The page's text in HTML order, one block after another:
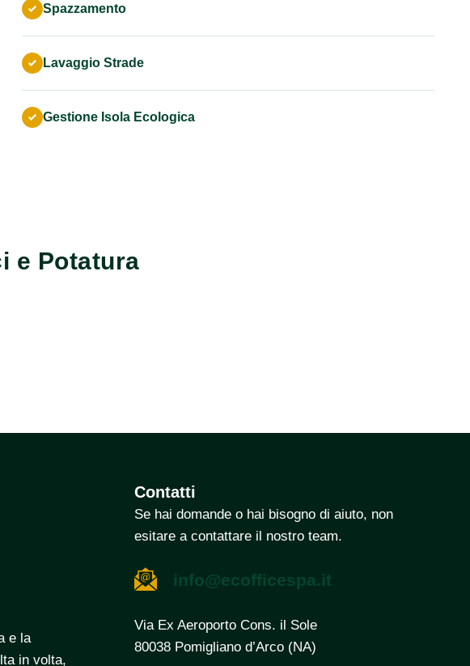
Spazzamento
Lavaggio Strade
Gestione Isola Ecologica
e Potatura
e la
in volta,
Contatti
Se hai domande o hai bisogno di aiuto, non
esitare a contattare il nostro team.​
info@ecofficespa.it
Via Ex Aeroporto Cons. il Sole
80038 Pomigliano d’Arco (NA)